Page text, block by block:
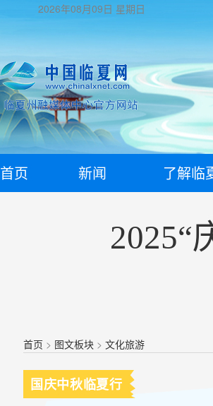
2026年08月09日 星期日
首页 新闻 了解临
首页 > 图文板块 >文化旅游
国庆中秋临夏行